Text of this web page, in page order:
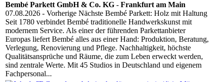
Bembé Parkett GmbH & Co. KG - Frankfurt am Main
07.08.2026 - Vorherige Nächste Bembé Parkett: Holz mit Haltung
Seit 1780 verbindet Bembé traditionelle Handwerkskunst mit
modernem Service. Als einer der führenden Parkettanbieter
Europas liefert Bembé alles aus einer Hand: Produktion, Beratung,
Verlegung, Renovierung und Pflege. Nachhaltigkeit, höchste
Qualitätsansprüche und Räume, die zum Leben erweckt werden,
sind zentrale Werte. Mit 45 Studios in Deutschland und eigenem
Fachpersonal...